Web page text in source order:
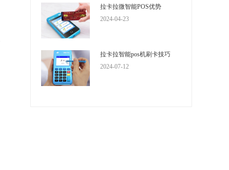
拉卡拉微智能POS优势
2024-04-23
拉卡拉智能pos机刷卡技巧
2024-07-12